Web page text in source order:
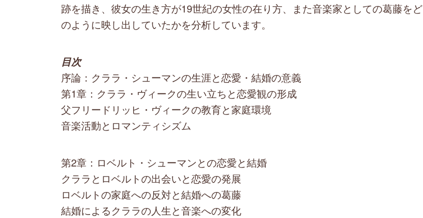
跡を描き、彼女の生き方が19世紀の女性の在り方、また音楽家としての葛藤をど
のように映し出していたかを分析しています。
目次
序論：クララ・シューマンの生涯と恋愛・結婚の意義
第1章：クララ・ヴィークの生い立ちと恋愛観の形成
父フリードリッヒ・ヴィークの教育と家庭環境
音楽活動とロマンティシズム
第2章：ロベルト・シューマンとの恋愛と結婚
クララとロベルトの出会いと恋愛の発展
ロベルトの家庭への反対と結婚への葛藤
結婚によるクララの人生と音楽への変化